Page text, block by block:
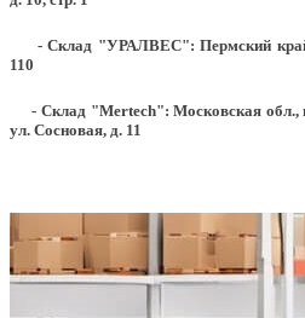
- Склад "УРАЛВЕС": Пермский край,
110
- Склад "Mertech": Московская обл.,
ул. Сосновая, д. 11